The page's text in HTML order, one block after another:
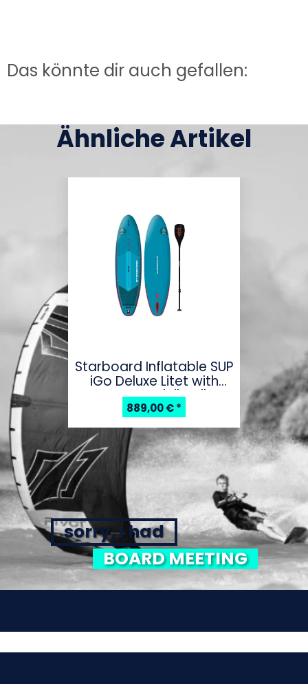
Das könnte dir auch gefallen:
Ähnliche Artikel
Starboard Inflatable SUP
iGo Deluxe Litet with
Paddle 10'8''x33''
889,00 €*
sorry, I had
BOARD MEETING